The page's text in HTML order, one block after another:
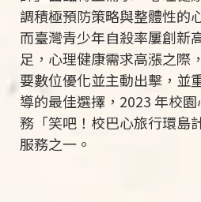
調積極預防策略與整體性的
而臺灣青少年自殺率屢創新
足，心理健康需求高漲之際
要數位優化並主動出擊，並
導的最佳選擇， 2023年校
務「笑吧！校巴心旅行環島
服務之一。